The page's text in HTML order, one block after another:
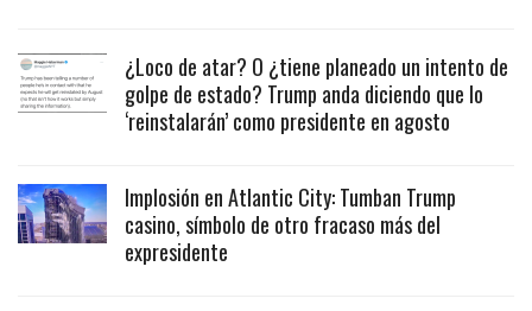
¿Loco de atar? O ¿tiene planeado un intento de
golpe de estado? Trump anda diciendo que lo
‘reinstalarán’ como presidente en agosto
Implosión en Atlantic City: Tumban Trump
casino, símbolo de otro fracaso más del
expresidente